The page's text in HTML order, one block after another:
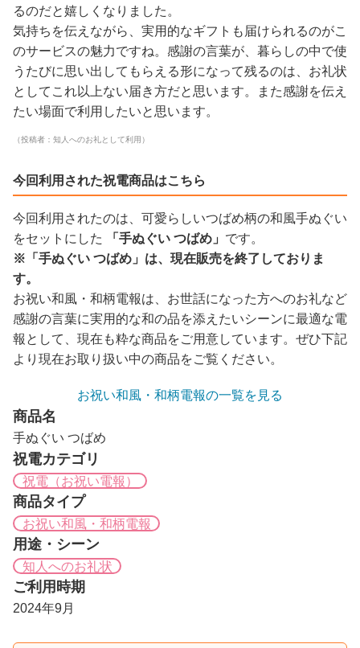
るのだと嬉しくなりました。
気持ちを伝えながら、実用的なギフトも届けられるのがこ
のサービスの魅力ですね。感謝の言葉が、暮らしの中で使
うたびに思い出してもらえる形になって残るのは、お礼状
としてこれ以上ない届き方だと思います。また感謝を伝え
たい場面で利用したいと思います。
（投稿者：知人へのお礼として利用）
今回利用された祝電商品はこちら
今回利用されたのは、可愛らしいつばめ柄の和風手ぬぐい
をセットにした
「手ぬぐい つばめ」 です。
※「手ぬぐい つばめ」は、現在販売を終了しておりま
す。
お祝い和風・和柄電報は、お世話になった方へのお礼など
感謝の言葉に実用的な和の品を添えたいシーンに最適な電
報として、現在も粋な商品をご用意しています。ぜひ下記
より現在お取り扱い中の商品をご覧ください。
お祝い和風・和柄電報の一覧を見る
商品名
手ぬぐい つばめ
祝電カテゴリ
祝電（お祝い電報）
商品タイプ
お祝い和風・和柄電報
用途・シーン
知人へのお礼状
ご利用時期
2024年9月